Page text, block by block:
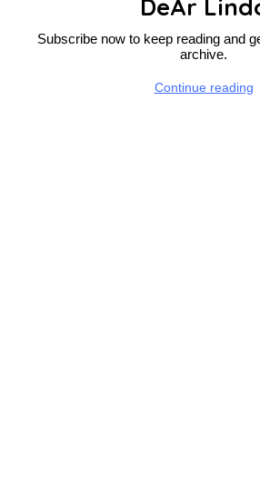
DeAr
Subscribe now to keep reading and
archive.
Continue reading